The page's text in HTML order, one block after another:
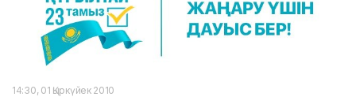
14:30, 01 Қыркүйек 2010